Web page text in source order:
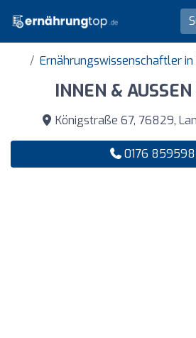
Ernährungswissenschaftler in
INNEN & AUSSEN
Königstraße 67, 76829,
0176